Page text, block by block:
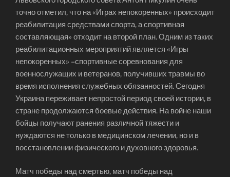
точно отметил, что на «Играх непокоренных» происходит
реабилитация средствами спорта, а спортивная
составляющая» отходит на второй план. Одним из таких
реабилитационных мероприятий является «Игры
непокоренных» –спортивные соревнования для
военнослужащих и ветеранов, получивших травмы во
время исполнения служебных обязанностей. Сегодня
Украина переживает непростой период своей истории, в
стране продолжаются боевые действия. На войне наши
бойцы получают ранения различной тяжести и
нуждаются не только в медицинском лечении, но и в
восстановлении физического и духовного здоровья.
Матч победы над смертью, матч победы над